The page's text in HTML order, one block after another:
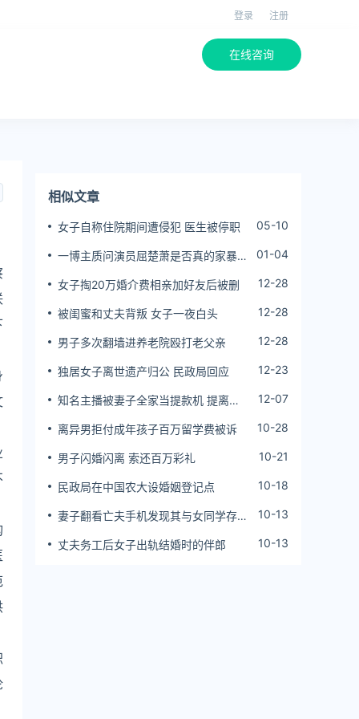
登录 注册
在线咨询
相似文章
女子自称住院期间遭侵犯 医生被停职 05-10
一博主质问演员屈楚萧是否真的家暴,
01-04
女子掏20万婚介费相亲加好友后被删 12-28
被闺蜜和丈夫背叛 女子一夜白头 12-28
男子多次翻墙进养老院殴打老父亲 12-28
独居女子离世遗产归公 民政局回应 12-23
知名主播被妻子全家当提款机 提离婚
12-07
离异男拒付成年孩子百万留学费被诉 10-28
男子闪婚闪离 索还百万彩礼 10-21
民政局在中国农大设婚姻登记点 10-18
妻子翻看亡夫手机发现其与女同学存婚
10-13
丈夫务工后女子出轨结婚时的伴郎 10-13